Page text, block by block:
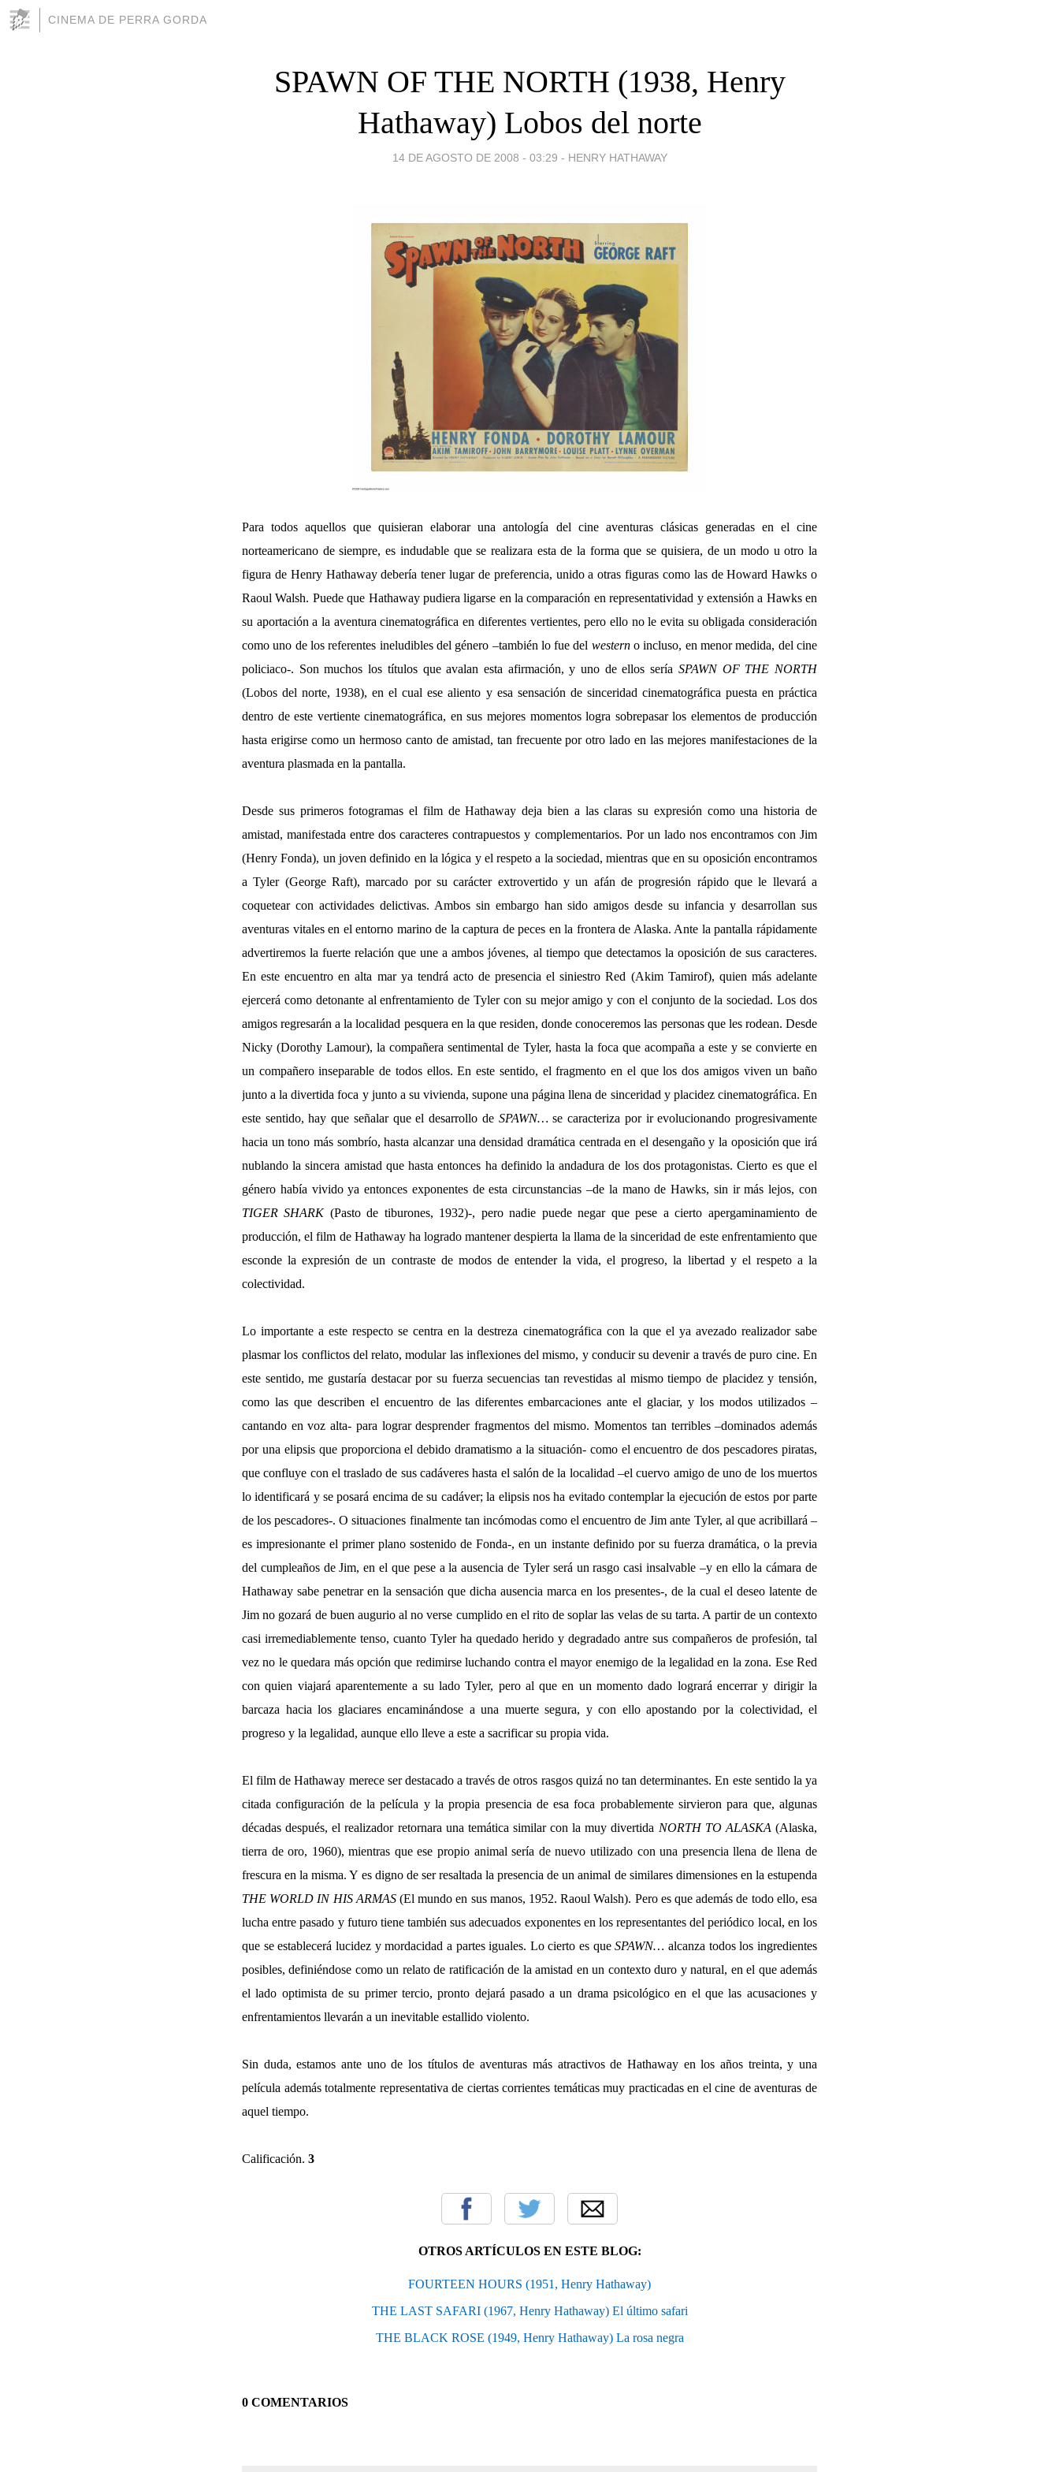
CINEMA DE PERRA GORDA
SPAWN OF THE NORTH (1938, Henry
Hathaway) Lobos del norte
14 DE AGOSTO DE 2008 - 03:29 - HENRY HATHAWAY
Para todos aquellos que quisieran elaborar una antología del cine aventuras clásicas generadas en el cine
norteamericano de siempre, es indudable que se realizara esta de la forma que se quisiera, de un modo u otro la
figura de Henry Hathaway debería tener lugar de preferencia, unido a otras figuras como las de Howard Hawks o
Raoul Walsh. Puede que Hathaway pudiera ligarse en la comparación en representatividad y extensión a Hawks en
su aportación a la aventura cinematográfica en diferentes vertientes, pero ello no le evita su obligada consideración
como uno de los referentes ineludibles del género –también lo fue del westerno incluso, en menor medida, del cine
policiaco-. Son muchos los títulos que avalan esta afirmación, y uno de ellos sería SPAWN OF THE NORTH
(Lobos del norte, 1938), en el cual ese aliento y esa sensación de sinceridad cinematográfica puesta en práctica
dentro de este vertiente cinematográfica, en sus mejores momentos logra sobrepasar los elementos de producción
hasta erigirse como un hermoso canto de amistad, tan frecuente por otro lado en las mejores manifestaciones de la
aventura plasmada en la pantalla.
Desde sus primeros fotogramas el film de Hathaway deja bien a las claras su expresión como una historia de
amistad, manifestada entre dos caracteres contrapuestos y complementarios. Por un lado nos encontramos con Jim
(Henry Fonda), un joven definido en la lógica y el respeto a la sociedad, mientras que en su oposición encontramos
a Tyler (George Raft), marcado por su carácter extrovertido y un afán de progresión rápido que le llevará a
coquetear con actividades delictivas. Ambos sin embargo han sido amigos desde su infancia y desarrollan sus
aventuras vitales en el entorno marino de la captura de peces en la frontera de Alaska. Ante la pantalla rápidamente
advertiremos la fuerte relación que une a ambos jóvenes, al tiempo que detectamos la oposición de sus caracteres.
En este encuentro en alta mar ya tendrá acto de presencia el siniestro Red (Akim Tamirof), quien más adelante
ejercerá como detonante al enfrentamiento de Tyler con su mejor amigo y con el conjunto de la sociedad. Los dos
amigos regresarán a la localidad pesquera en la que residen, donde conoceremos las personas que les rodean. Desde
Nicky (Dorothy Lamour), la compañera sentimental de Tyler, hasta la foca que acompaña a este y se convierte en
un compañero inseparable de todos ellos. En este sentido, el fragmento en el que los dos amigos viven un baño
junto a la divertida foca y junto a su vivienda, supone una página llena de sinceridad y placidez cinematográfica. En
este sentido, hay que señalar que el desarrollo de SPAWN… se caracteriza por ir evolucionando progresivamente
hacia un tono más sombrío, hasta alcanzar una densidad dramática centrada en el desengaño y la oposición que irá
nublando la sincera amistad que hasta entonces ha definido la andadura de los dos protagonistas. Cierto es que el
género había vivido ya entonces exponentes de esta circunstancias –de la mano de Hawks, sin ir más lejos, con
TIGER SHARK(Pasto de tiburones, 1932)-, pero nadie puede negar que pese a cierto apergaminamiento de
producción, el film de Hathaway ha logrado mantener despierta la llama de la sinceridad de este enfrentamiento que
esconde la expresión de un contraste de modos de entender la vida, el progreso, la libertad y el respeto a la
colectividad.
Lo importante a este respecto se centra en la destreza cinematográfica con la que el ya avezado realizador sabe
plasmar los conflictos del relato, modular las inflexiones del mismo, y conducir su devenir a través de puro cine. En
este sentido, me gustaría destacar por su fuerza secuencias tan revestidas al mismo tiempo de placidez y tensión,
como las que describen el encuentro de las diferentes embarcaciones ante el glaciar, y los modos utilizados –
cantando en voz alta- para lograr desprender fragmentos del mismo. Momentos tan terribles –dominados además
por una elipsis que proporciona el debido dramatismo a la situación- como el encuentro de dos pescadores piratas,
que confluye con el traslado de sus cadáveres hasta el salón de la localidad –el cuervo amigo de uno de los muertos
lo identificará y se posará encima de su cadáver; la elipsis nos ha evitado contemplar la ejecución de estos por parte
de los pescadores-. O situaciones finalmente tan incómodas como el encuentro de Jim ante Tyler, al que acribillará –
es impresionante el primer plano sostenido de Fonda-, en un instante definido por su fuerza dramática, o la previa
del cumpleaños de Jim, en el que pese a la ausencia de Tyler será un rasgo casi insalvable –y en ello la cámara de
Hathaway sabe penetrar en la sensación que dicha ausencia marca en los presentes-, de la cual el deseo latente de
Jim no gozará de buen augurio al no verse cumplido en el rito de soplar las velas de su tarta. A partir de un contexto
casi irremediablemente tenso, cuanto Tyler ha quedado herido y degradado antre sus compañeros de profesión, tal
vez no le quedara más opción que redimirse luchando contra el mayor enemigo de la legalidad en la zona. Ese Red
con quien viajará aparentemente a su lado Tyler, pero al que en un momento dado logrará encerrar y dirigir la
barcaza hacia los glaciares encaminándose a una muerte segura, y con ello apostando por la colectividad, el
progreso y la legalidad, aunque ello lleve a este a sacrificar su propia vida.
El film de Hathaway merece ser destacado a través de otros rasgos quizá no tan determinantes. En este sentido la ya
citada configuración de la película y la propia presencia de esa foca probablemente sirvieron para que, algunas
décadas después, el realizador retornara una temática similar con la muy divertida NORTH TO ALASKA (Alaska,
tierra de oro, 1960), mientras que ese propio animal sería de nuevo utilizado con una presencia llena de llena de
frescura en la misma. Y es digno de ser resaltada la presencia de un animal de similares dimensiones en la estupenda
THE WORLD IN HIS ARMAS(El mundo en sus manos, 1952. Raoul Walsh). Pero es que además de todo ello, esa
lucha entre pasado y futuro tiene también sus adecuados exponentes en los representantes del periódico local, en los
que se establecerá lucidez y mordacidad a partes iguales. Lo cierto es queSPAWN… alcanza todos los ingredientes
posibles, definiéndose como un relato de ratificación de la amistad en un contexto duro y natural, en el que además
el lado optimista de su primer tercio, pronto dejará pasado a un drama psicológico en el que las acusaciones y
enfrentamientos llevarán a un inevitable estallido violento.
Sin duda, estamos ante uno de los títulos de aventuras más atractivos de Hathaway en los años treinta, y una
película además totalmente representativa de ciertas corrientes temáticas muy practicadas en el cine de aventuras de
aquel tiempo.
Calificación. 3
OTROS ARTÍCULOS EN ESTE BLOG:
FOURTEEN HOURS (1951, Henry Hathaway)
THE LAST SAFARI (1967, Henry Hathaway) El último safari
THE BLACK ROSE (1949, Henry Hathaway) La rosa negra
0 COMENTARIOS